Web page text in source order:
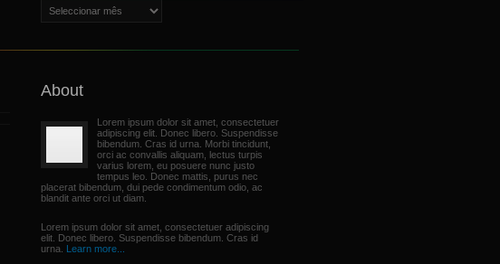
Arquivo
About
Lorem ipsum dolor sit amet, consectetuer
adipiscing elit. Donec libero. Suspendisse
bibendum. Cras id urna. Morbi tincidunt,
orci ac convallis aliquam, lectus turpis
varius lorem, eu posuere nunc justo
tempus leo. Donec mattis, purus nec
placerat bibendum, dui pede condimentum odio, ac
blandit ante orci ut diam.
Lorem ipsum dolor sit amet, consectetuer adipiscing
elit. Donec libero. Suspendisse bibendum. Cras id
urna. Learn more...